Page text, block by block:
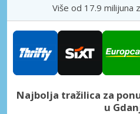
Više od 17.9 milijuna
Najbolja tražilica za
u